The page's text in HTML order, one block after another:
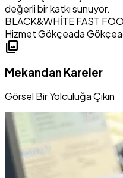
değerli bir katkı sunuyor.
BLACK&WHİTE FAST
HizmetGökçeada
photo_library
Mekandan Kareler
Görsel Bir Yolculuğa Çıkın